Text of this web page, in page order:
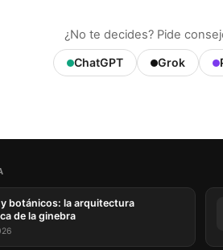
¿No te decides? Pide
ChatGPT Grok
botánicos: la arquitectura
de la ginebra